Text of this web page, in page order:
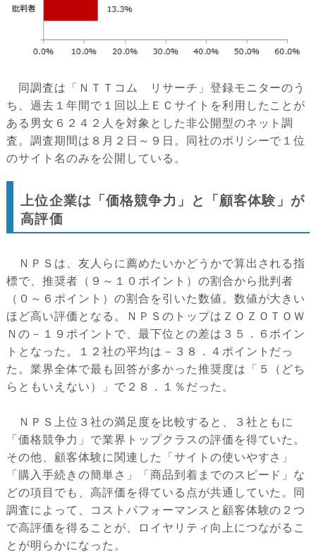
同調査は「ＮＴＴコム リサーチ」登録モニターのう
ち、過去１年間で１回以上ＥＣサイトを利用したことが
ある男女６２４２人を対象とした非公開型のネット調
査。調査期間は８月２日～９日。同社のポリシーで１位
のサイト名のみを公開している。
上位企業は「価格競争力」と「顧客体験」が
高評価
ＮＰＳは、友人らに薦めたいかどうかで算出される指
標で、推奨者（９～１０ポイント）の割合から批判者
（０～６ポイント）の割合を引いた数値。数値が大きい
ほど高い評価となる。ＮＰＳのトップはＺＯＺＯＴＯＷ
Ｎの－１９ポイントで、最下位との差は３５．６ポイン
トとなった。１２社の平均は－３８．４ポイントだっ
た。業界全体で最も回答が多かった推奨度は「５（どち
らともいえない）」で２８．１％だった。
ＮＰＳ上位３社の満足度を比較すると、３社ともに
「価格競争力」で業界トップクラスの評価を得ていた。
その他、顧客体験に関連した「サイトの使いやすさ」
「購入手続きの簡単さ」「商品到着までのスピード」な
どの項目でも、高評価を得ている点が共通していた。同
調査によって、コストパフォーマンスと顧客体験の２つ
で高評価を得ることが、ロイヤリティ向上につながるこ
とが明らかになった。